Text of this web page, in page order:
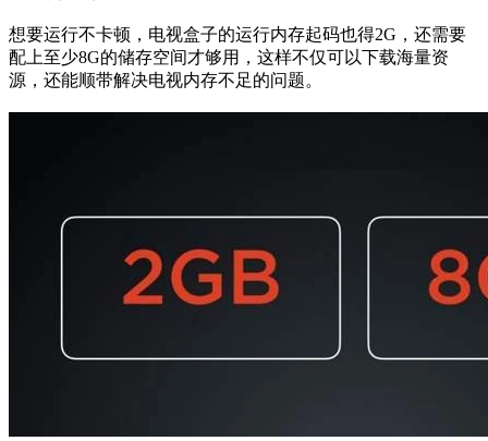
想要运行不卡顿，电视盒子的运行内存起码也得2G，还需要
配上至少8G的储存空间才够用，这样不仅可以下载海量资
源，还能顺带解决电视内存不足的问题。